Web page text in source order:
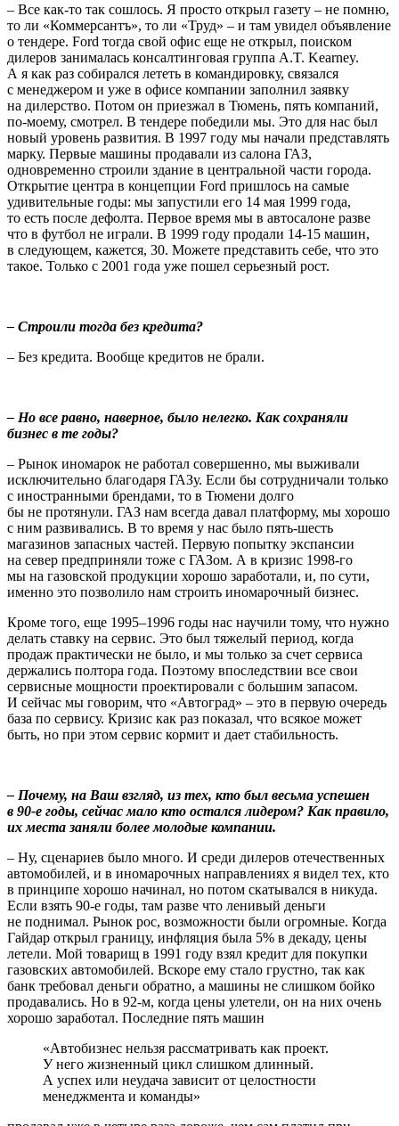
– Все как-то так сошлось. Я просто открыл газету – не помню,
то ли «Коммерсантъ», то ли «Труд» – и там увидел объявление
о тендере. Ford тогда свой офис еще не открыл, поиском
дилеров занималась консалтинговая группа A.T. Kearney.
А я как раз собирался лететь в командировку, связался
с менеджером и уже в офисе компании заполнил заявку
на дилерство. Потом он приезжал в Тюмень, пять компаний,
по-моему, смотрел. В тендере победили мы. Это для нас был
новый уровень развития. В 1997 году мы начали представлять
марку. Первые машины продавали из салона ГАЗ,
одновременно строили здание в центральной части города.
Открытие центра в концепции Ford пришлось на самые
удивительные годы: мы запустили его 14 мая 1999 года,
то есть после дефолта. Первое время мы в автосалоне разве
что в футбол не играли. В 1999 году продали 14-15 машин,
в следующем, кажется, 30. Можете представить себе, что это
такое. Только с 2001 года уже пошел серьезный рост.
– Строили тогда без кредита?
– Без кредита. Вообще кредитов не брали.
– Но все равно, наверное, было нелегко. Как сохраняли
бизнес в те годы?
– Рынок иномарок не работал совершенно, мы выживали
исключительно благодаря ГАЗу. Если бы сотрудничали только
с иностранными брендами, то в Тюмени долго
бы не протянули. ГАЗ нам всегда давал платформу, мы хорошо
с ним развивались. В то время у нас было пять-шесть
магазинов запасных частей. Первую попытку экспансии
на север предприняли тоже с ГАЗом. А в кризис 1998-го
мы на газовской продукции хорошо заработали, и, по сути,
именно это позволило нам строить иномарочный бизнес.
Кроме того, еще 1995–1996 годы нас научили тому, что нужно
делать ставку на сервис. Это был тяжелый период, когда
продаж практически не было, и мы только за счет сервиса
держались полтора года. Поэтому впоследствии все свои
сервисные мощности проектировали с большим запасом.
И сейчас мы говорим, что «Автоград» – это в первую очередь
база по сервису. Кризис как раз показал, что всякое может
быть, но при этом сервис кормит и дает стабильность.
– Почему, на Ваш взгляд, из тех, кто был весьма успешен
в 90-е годы, сейчас мало кто остался лидером? Как правило,
их места заняли более молодые компании.
– Ну, сценариев было много. И среди дилеров отечественных
автомобилей, и в иномарочных направлениях я видел тех, кто
в принципе хорошо начинал, но потом скатывался в никуда.
Если взять 90-е годы, там разве что ленивый деньги
не поднимал. Рынок рос, возможности были огромные. Когда
Гайдар открыл границу, инфляция была 5% в декаду, цены
летели. Мой товарищ в 1991 году взял кредит для покупки
газовских автомобилей. Вскоре ему стало грустно, так как
банк требовал деньги обратно, а машины не слишком бойко
продавались. Но в 92-м, когда цены улетели, он на них очень
хорошо заработал. Последние пять машин
«Автобизнес нельзя рассматривать как проект.
У него жизненный цикл слишком длинный.
А успех или неудача зависит от целостности
менеджмента и команды»